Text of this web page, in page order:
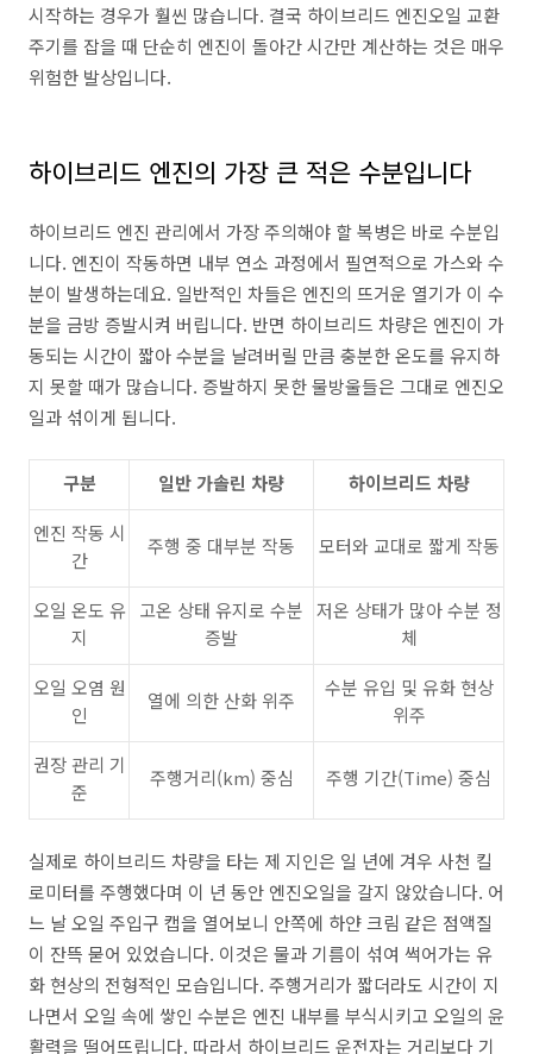
시작하는 경우가 훨씬 많습니다. 결국 하이브리드 엔진오일 교환
주기를 잡을 때 단순히 엔진이 돌아간 시간만 계산하는 것은 매우
위험한 발상입니다.
하이브리드 엔진의 가장 큰 적은 수분입니다
하이브리드 엔진 관리에서 가장 주의해야 할 복병은 바로 수분입
니다. 엔진이 작동하면 내부 연소 과정에서 필연적으로 가스와 수
분이 발생하는데요. 일반적인 차들은 엔진의 뜨거운 열기가 이 수
분을 금방 증발시켜 버립니다. 반면 하이브리드 차량은 엔진이 가
동되는 시간이 짧아 수분을 날려버릴 만큼 충분한 온도를 유지하
지 못할 때가 많습니다. 증발하지 못한 물방울들은 그대로 엔진오
일과 섞이게 됩니다.
구분 일반 가솔린 차량
하이브리드 차량
엔진 작동 시
간
주행 중 대부분 작동 모터와 교대로 짧게 작동
오일 온도 유
지
고온 상태 유지로 수분
증발
저온 상태가 많아 수분 정
체
오일 오염 원
인
열에 의한 산화 위주
수분 유입 및 유화 현상
위주
권장 관리 기
준
주행거리(km) 중심 주행 기간(Time) 중심
실제로 하이브리드 차량을 타는 제 지인은 일 년에 겨우 사천 킬
로미터를 주행했다며 이 년 동안 엔진오일을 갈지 않았습니다. 어
느 날 오일 주입구 캡을 열어보니 안쪽에 하얀 크림 같은 점액질
이 잔뜩 묻어 있었습니다. 이것은 물과 기름이 섞여 썩어가는 유
화 현상의 전형적인 모습입니다. 주행거리가 짧더라도 시간이 지
나면서 오일 속에 쌓인 수분은 엔진 내부를 부식시키고 오일의 윤
활력을 떨어뜨립니다. 따라서 하이브리드 운전자는 거리보다 기